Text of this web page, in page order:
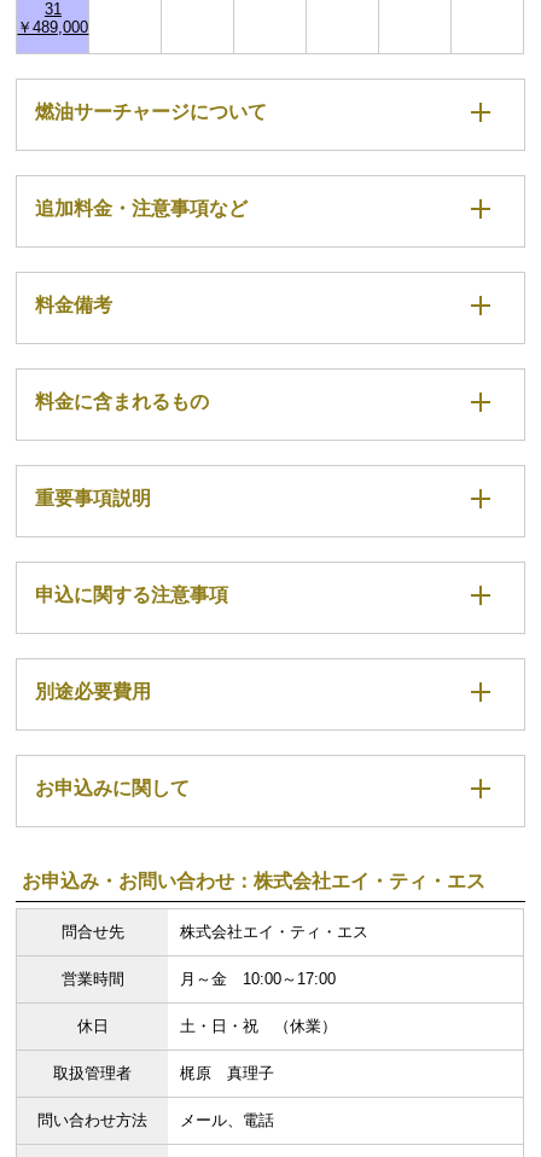
31
￥489,000
燃油サーチャージについて
追加料金・注意事項など
料金備考
料金に含まれるもの
重要事項説明
申込に関する注意事項
別途必要費用
お申込みに関して
お申込み・お問い合わせ：株式会社エイ・ティ・エス
問合せ先 株式会社エイ・ティ・エス
営業時間 月～金 10:00～17:00
休日 土・日・祝 （休業）
取扱管理者 梶原 真理子
問い合わせ方法 メール、電話